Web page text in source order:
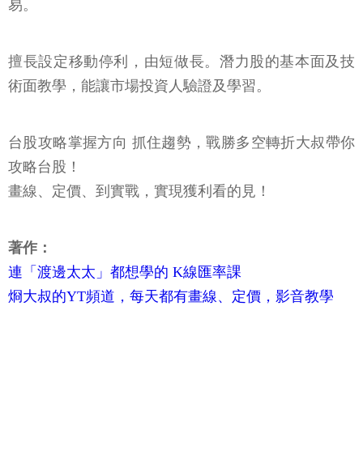
易。
擅長設定移動停利，由短做長。潛力股的基本面及技
術面教學，能讓市場投資人驗證及學習。
台股攻略掌握方向 抓住趨勢，戰勝多空轉折大叔帶你
攻略台股！
畫線、定價、到實戰，實現獲利看的見！
著作：
連「渡邊太太」都想學的 K線匯率課
烱大叔的YT頻道，每天都有畫線、定價，影音教學